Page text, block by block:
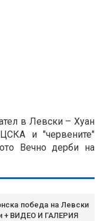
в Левски – Хуан
и "червените"
Вечно дерби на
победа на Левски
+ ВИДЕО И ГАЛЕРИЯ